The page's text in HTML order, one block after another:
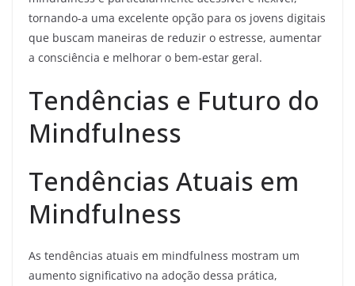
tornando-a uma excelente opção para os jovens digitais
que buscam maneiras de reduzir o estresse, aumentar
a consciência e melhorar o bem-estar geral.
Tendências e Futuro do
Mindfulness
Tendências Atuais em
Mindfulness
As tendências atuais em mindfulness mostram um
aumento significativo na adoção dessa prática,